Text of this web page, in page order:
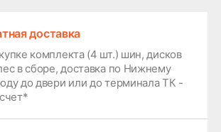
доставка
комплекта (4 шт.) шин, дисков
в сборе, доставка по Нижнему
до двери или до терминала ТК -